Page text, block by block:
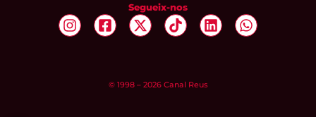
Segueix-nos
© 1998 – 2026 Canal Reus